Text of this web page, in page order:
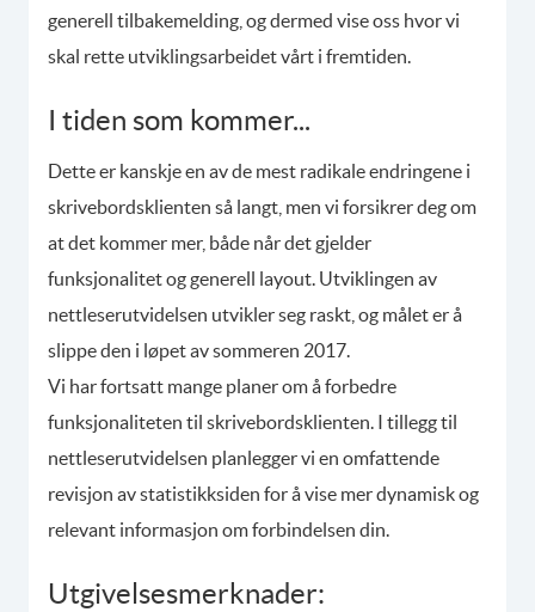
generell tilbakemelding, og dermed vise oss hvor vi
skal rette utviklingsarbeidet vårt i fremtiden.
I tiden som kommer...
Dette er kanskje en av de mest radikale endringene i
skrivebordsklienten så langt, men vi forsikrer deg om
at det kommer mer, både når det gjelder
funksjonalitet og generell layout. Utviklingen av
nettleserutvidelsen utvikler seg raskt, og målet er å
slippe den i løpet av sommeren 2017.
Vi har fortsatt mange planer om å forbedre
funksjonaliteten til skrivebordsklienten. I tillegg til
nettleserutvidelsen planlegger vi en omfattende
revisjon av statistikksiden for å vise mer dynamisk og
relevant informasjon om forbindelsen din.
Utgivelsesmerknader: